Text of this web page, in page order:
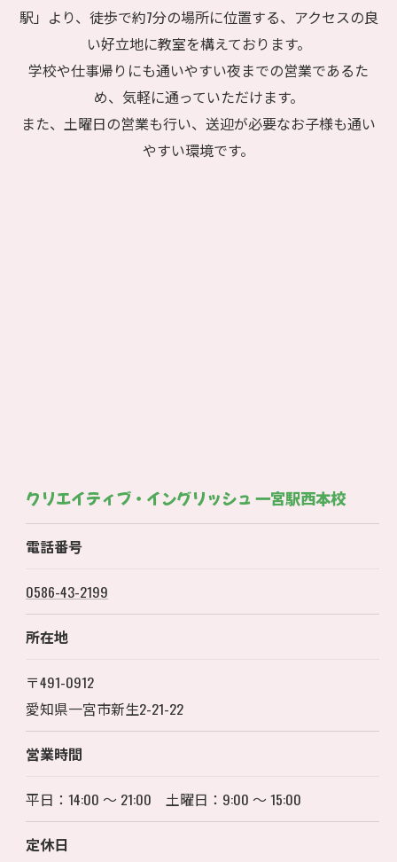
駅」より、徒歩で約7分の場所に位置する、アクセスの良
い好立地に教室を構えております。
学校や仕事帰りにも通いやすい夜までの営業であるた
め、気軽に通っていただけます。
また、土曜日の営業も行い、送迎が必要なお子様も通い
やすい環境です。
クリエイティブ・イングリッシュ 一宮駅西本校
電話番号
0586-43-2199
所在地
〒491-0912
愛知県一宮市新生2-21-22
営業時間
平日：14:00 〜 21:00 土曜日：9:00 〜 15:00
定休日